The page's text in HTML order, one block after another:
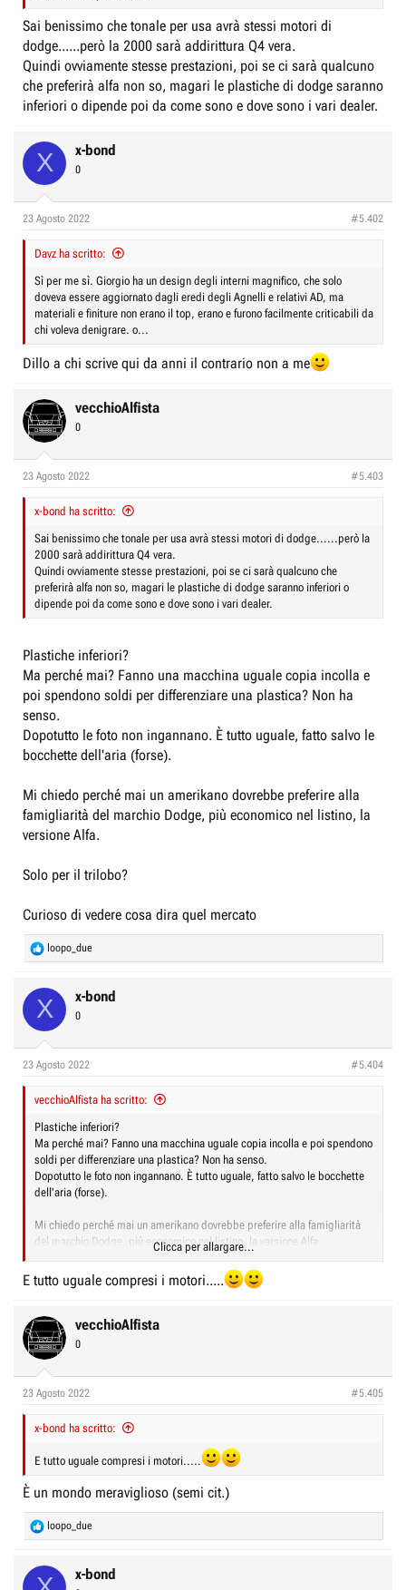
Sai benissimo che tonale per usa avrà stessi motori di
dodge......però la 2000 sarà addirittura Q4 vera.
Quindi ovviamente stesse prestazioni, poi se ci sarà qualcuno
che preferirà alfa non so, magari le plastiche di dodge saranno
inferiori o dipende poi da come sono e dove sono i vari dealer.
X x-bond
0
23 Agosto 2022 #5.402
Davz ha scritto:
Sì per me sì. Giorgio ha un design degli interni magnifico, che solo
doveva essere aggiornato dagli eredi degli Agnelli e relativi AD, ma
materiali e finiture non erano il top, erano e furono facilmente criticabili da
chi voleva denigrare. o...
Dillo a chi scrive qui da anni il contrario non a me
vecchioAlfista
0
23 Agosto 2022 #5.403
x-bond ha scritto:
Sai benissimo che tonale per usa avrà stessi motori di dodge......però la
2000 sarà addirittura Q4 vera.
Quindi ovviamente stesse prestazioni, poi se ci sarà qualcuno che
preferirà alfa non so, magari le plastiche di dodge saranno inferiori o
dipende poi da come sono e dove sono i vari dealer.
Plastiche inferiori?
Ma perché mai? Fanno una macchina uguale copia incolla e
poi spendono soldi per differenziare una plastica? Non ha
senso.
Dopotutto le foto non ingannano. È tutto uguale, fatto salvo le
bocchette dell'aria (forse).
Mi chiedo perché mai un amerikano dovrebbe preferire alla
famigliarità del marchio Dodge, più economico nel listino, la
versione Alfa.
Solo per il trilobo?
Curioso di vedere cosa dira quel mercato
R
e
c
t
s
loopo_due
X x-bond
0
23 Agosto 2022 #5.404
vecchioAlfista ha scritto:
Plastiche inferiori?
Ma perché mai? Fanno una macchina uguale copia incolla e poi spendono
soldi per differenziare una plastica? Non ha senso.
Dopotutto le foto non ingannano. È tutto uguale, fatto salvo le bocchette
dell'aria (forse).
Mi chiedo perché mai un amerikano dovrebbe preferire alla famigliarità
del marchio Dodge, più economico nel listino, la versione Alfa.
Solo per il trilobo?
Clicca per allargare...
E tutto uguale compresi i motori.....
vecchioAlfista
0
23 Agosto 2022 #5.405
x-bond ha scritto:
E tutto uguale compresi i motori.....
È un mondo meraviglioso (semi cit.)
R
e
c
t
loopo_due
x-bond